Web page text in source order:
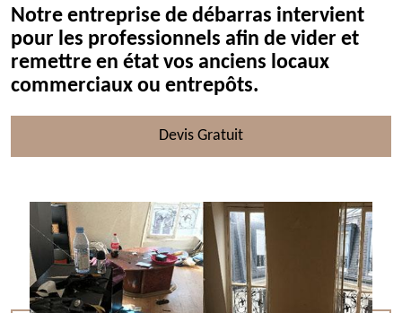
Notre entreprise de débarras intervient
pour les professionnels afin de vider et
remettre en état vos anciens locaux
commerciaux ou entrepôts.
Devis Gratuit